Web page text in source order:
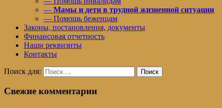
— Мамы и дети в трудной жизненной ситуации
— Помощь беженцам
Законы, постановления, документы
Финансовая отчетность
Наши реквизиты
Контакты
Поиск для: Поиск
Свежие комментарии